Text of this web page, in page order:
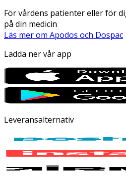
För vårdens patienter eller för
på din medicin
Läs mer om Apodos och Dospac
Ladda ner vår app
Leveransalternativ